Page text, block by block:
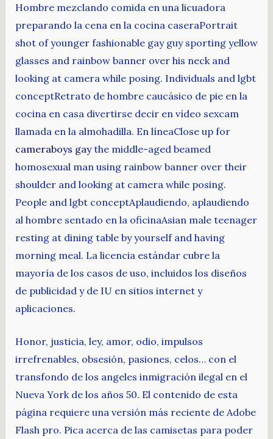
Hombre mezclando comida en una licuadora
preparando la cena en la cocina caseraPortrait
shot of younger fashionable gay guy sporting yellow
glasses and rainbow banner over his neck and
looking at camera while posing. Individuals and lgbt
conceptRetrato de hombre caucásico de pie en la
cocina en casa divertirse decir en vídeo sexcam
llamada en la almohadilla. En líneaClose up for
cameraboys gaythe middle-aged beamed
homosexual man using rainbow banner over their
shoulder and looking at camera while posing.
People and lgbt conceptAplaudiendo, aplaudiendo
al hombre sentado en la oficinaAsian male teenager
resting at dining table by yourself and having
morning meal. La licencia estándar cubre la
mayoría de los casos de uso, incluidos los diseños
de publicidad y de IU en sitios internet y
aplicaciones.
Honor, justicia, ley, amor, odio, impulsos
irrefrenables, obsesión, pasiones, celos… con el
transfondo de los angeles inmigración ilegal en el
Nueva York de los años 50. El contenido de esta
página requiere una versión más reciente de Adobe
Flash pro. Pica acerca de las camisetas para poder